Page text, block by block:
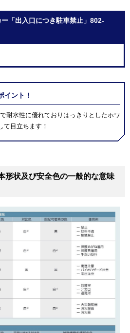
「出入口につき駐車禁止」802-
イント！
耐水性に優れておりはっきりとしたホワ
て目立ちます！
形状及び安全色の一般的な意味